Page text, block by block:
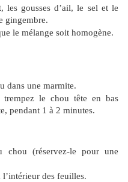
les gousses d’ail, le sel et le
gingembre.
le mélange soit homogène.
dans une marmite.
trempez le chou tête en bas
pendant 1 à 2 minutes.
(réservez-le pour une
l’intérieur des feuilles.